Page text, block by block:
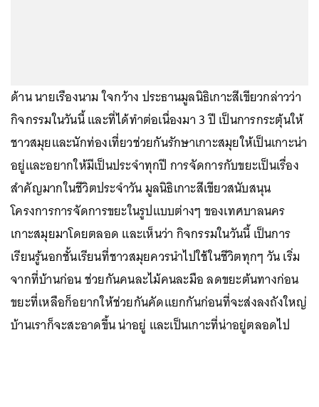
ด้าน นายเรืองนาม ใจกว้าง ประธานมูลนิธิเกาะสีเขียวกล่าวว่า
กิจกรรมในวันนี้ และที่ได้ทำต่อเนื่องมา 3 ปี เป็นการกระตุ้นให้
ชาวสมุยและนักท่องเที่ยวช่วยกันรักษาเกาะสมุยให้เป็นเกาะน่า
อยู่และอยากให้มีเป็นประจำทุกปี การจัดการกับขยะเป็นเรื่อง
สำคัญมากในชีวิตประจำวัน มูลนิธิเกาะสีเขียวสนับสนุน
โครงการการจัดการขยะในรูปแบบต่างๆ ของเทศบาลนคร
เกาะสมุยมาโดยตลอด และเห็นว่า กิจกรรมในวันนี้ เป็นการ
เรียนรู้นอกชั้นเรียนที่ชาวสมุยควรนำไปใช้ในชีวิตทุกๆ วัน เริ่ม
จากที่บ้านก่อน ช่วยกันคนละไม้คนละมือ ลดขยะต้นทางก่อน
ขยะที่เหลือก็อยากให้ช่วยกันคัดแยกกันก่อนที่จะส่งลงถังใหญ่
บ้านเราก็จะสะอาดขึ้น น่าอยู่ และเป็นเกาะที่น่าอยู่ตลอดไป